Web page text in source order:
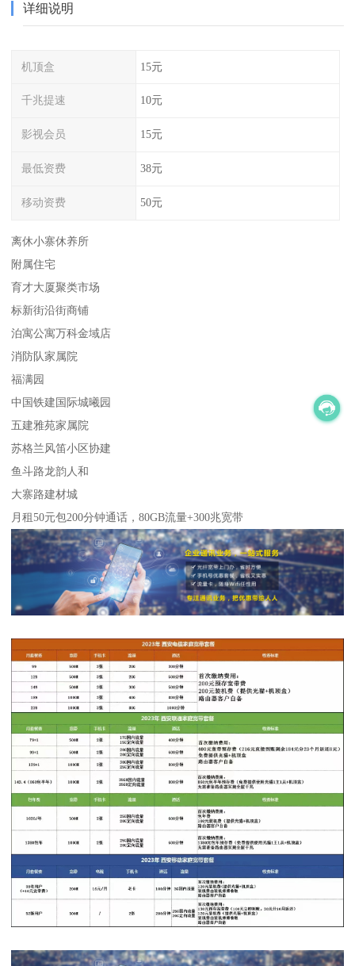
详细说明
机顶盒 15元
千兆提速 10元
影视会员 15元
最低资费 38元
移动资费 50元
离休小寨休养所
附属住宅
育才大厦聚类市场
标新街沿街商铺
泊寓公寓万科金域店
消防队家属院
福满园
中国铁建国际城曦园
五建雅苑家属院
苏格兰风笛小区协建
鱼斗路龙韵人和
大寨路建材城
月租50元包200分钟通话，80GB流量+300兆宽带